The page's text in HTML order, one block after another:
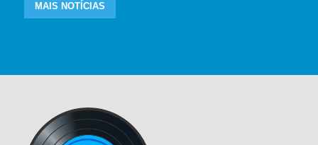
MAIS NOTÍCIAS